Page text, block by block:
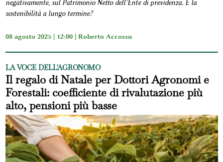
negativamente, sul Patrimonio Netto dell’Ente di previdenza. E la
sostenibilità a lungo termine?
08 agosto 2025 | 12:00 | Roberto Accossu
LA VOCE DELL'AGRONOMO
Il regalo di Natale per Dottori Agronomi e
Forestali: coefficiente di rivalutazione più
alto, pensioni più basse